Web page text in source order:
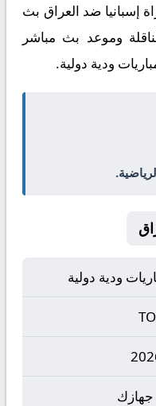
إسبانيا ضد العراق بث
وموعد بث مباشر
ودية دولية.
ودية دولية
جهازك